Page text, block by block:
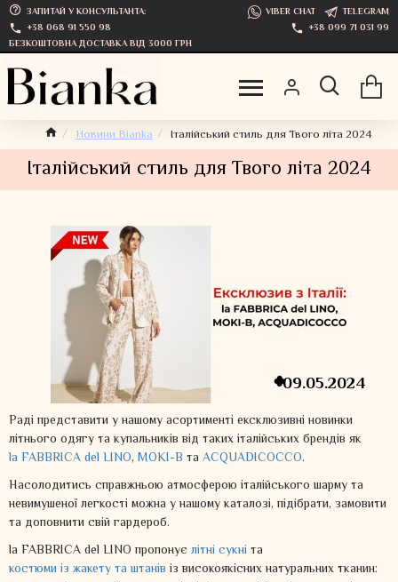
ЗАПИТАЙ У КОНСУЛЬТАНТА: VIBER CHAT
TELEGRAM
+38 068 91 550 98
+38 099 71 031 99
БЕЗКОШТОВНА ДОСТАВКА ВІД 3000 ГРН
Новини Bianka Італійський стиль для Твого літа 2024
Італійський стиль для Твого літа 2024
09.05.2024
Раді представити у нашому асортименті ексклюзивні новинки
літнього одягу та купальників від таких італійських брендів як
la FABBRICA del LINO, MOKI-B та ACQUADICOCCO.
Насолодитись справжньою атмосферою італійського шарму та
невимушеної легкості можна у нашому каталозі, підібрати, замовити
та доповнити свій гардероб.
la FABBRICA del LINO пропонує літні сукні та
костюми із жакету та штанів із високоякісних натуральних тканин: